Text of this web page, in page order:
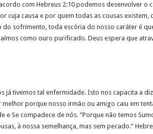
com Hebreus 2:10 podemos desenvolver o
cuja causa e por quem todas as cousas
sofrimento, toda escória do nosso caráter é
como ouro purificado. Deus espera que
já tivemos tal enfermidade. Isto nos capacita a
porque nosso irmão ou amigo caiu em
Se compadece de nós. “Porque não temos
à nossa semelhança, mas sem pecado.”